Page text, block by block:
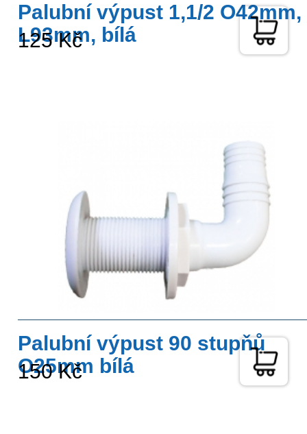
Palubní výpust 1,1/2 O42mm,
L93mm, bílá
125 Kč
Palubní výpust 90 stupňů
O25mm bílá
150 Kč